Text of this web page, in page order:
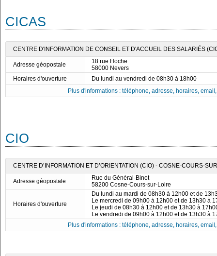
CICAS
CENTRE D'INFORMATION DE CONSEIL ET D'ACCUEIL DES SALARIÉS
Adresse géopostale
18 rue Hoche
58000 Nevers
Horaires d'ouverture
Du lundi au vendredi de 08h30 à 18h00
Plus d'informations : téléphone, adresse, horaires,
CIO
CENTRE D’INFORMATION ET D’ORIENTATION (CIO) - COSNE-COURS-
Adresse géopostale
Rue du Général-Binot
58200 Cosne-Cours-sur-Loire
Horaires d'ouverture
Du lundi au mardi de 08h30 à 12h00 et de
Le mercredi de 09h00 à 12h00 et de 13h30 à
Le jeudi de 08h30 à 12h00 et de 13h30 à
Le vendredi de 09h00 à 12h00 et de 13h30 à
Plus d'informations : téléphone, adresse, horaires,